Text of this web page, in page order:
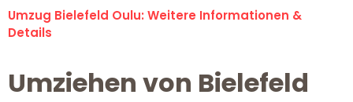
Umzug Bielefeld Oulu: Weitere Informationen &
Details
Umziehen von Bielefeld